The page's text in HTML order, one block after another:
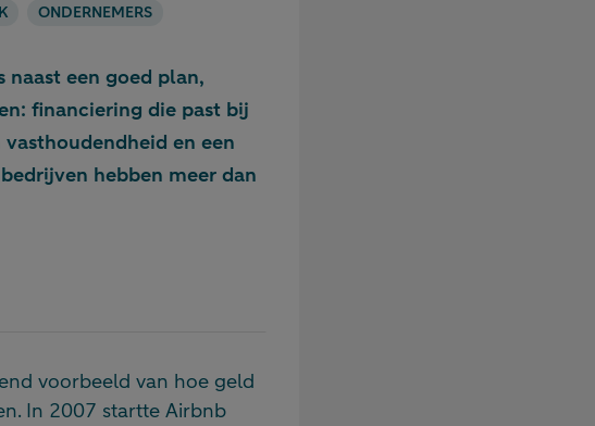
ONDERNEMERS
een goed plan,
financiering die past bij
en een
hebben meer dan
voorbeeld van hoe geld
In 2007 startte Airbnb